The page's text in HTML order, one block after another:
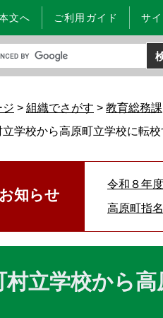
文へ ご利用ガイド サ
ジ > 組織でさがす > 教育総務課
学校から高原町立学校に転
知らせ
令和８年
高原町指
村立学校から